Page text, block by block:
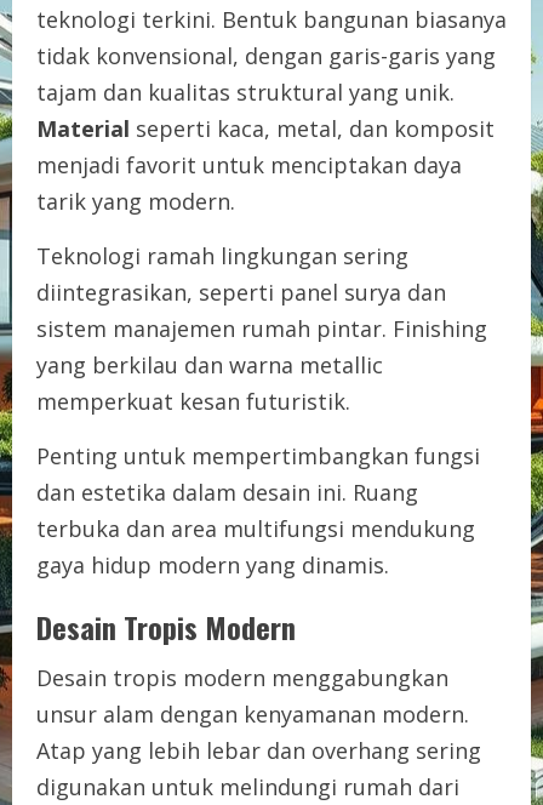
teknologi terkini. Bentuk bangunan biasanya
tidak konvensional, dengan garis-garis yang
tajam dan kualitas struktural yang unik.
Material seperti kaca, metal, dan komposit
menjadi favorit untuk menciptakan daya
tarik yang modern.
Teknologi ramah lingkungan sering
diintegrasikan, seperti panel surya dan
sistem manajemen rumah pintar. Finishing
yang berkilau dan warna metallic
memperkuat kesan futuristik.
Penting untuk mempertimbangkan fungsi
dan estetika dalam desain ini. Ruang
terbuka dan area multifungsi mendukung
gaya hidup modern yang dinamis.
Desain Tropis Modern
Desain tropis modern menggabungkan
unsur alam dengan kenyamanan modern.
Atap yang lebih lebar dan overhang sering
digunakan untuk melindungi rumah dari